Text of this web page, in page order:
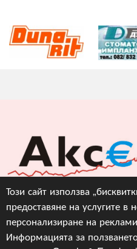
Този сайт използва
предоставяне на услугите в
персонализиране на
Информацията за
Акцент БГ ЕООД
info@akcent.bg
Facebook